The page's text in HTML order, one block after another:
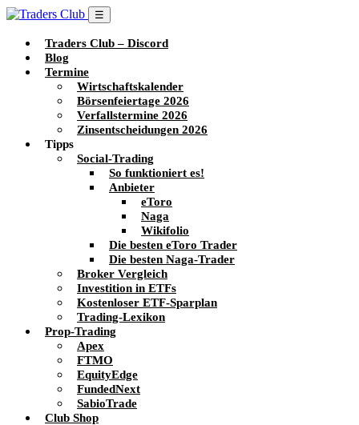
☰
Traders Club – Discord
Blog
Termine
Wirtschaftskalender
Börsenfeiertage 2026
Verfallstermine 2026
Zinsentscheidungen 2026
Tipps
Social-Trading
So funktioniert es!
Anbieter
eToro
Naga
Wikifolio
Die besten eToro Trader
Die besten Naga-Trader
Broker Vergleich
Investition in ETFs
Kostenloser ETF-Sparplan
Trading-Lexikon
Prop-Trading
Apex
FTMO
EquityEdge
FundedNext
SabioTrade
Club Shop